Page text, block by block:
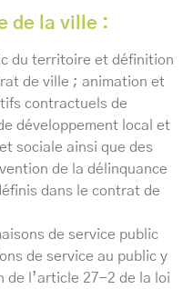
de la ville :
du territoire et définition
de ville ; animation et
contractuels de
développement local et
sociale ainsi que des
de la délinquance
dans le contrat de
de service public
de service au public y
de l’article 27-2 de la loi